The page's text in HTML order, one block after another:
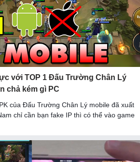
với TOP 1 Đấu Trường Chân Lý
chả kém gì PC
của Đấu Trường Chân Lý mobile đã xuất
chỉ cần bạn fake IP thì có thể vào game